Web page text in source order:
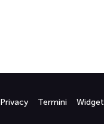
Privacy Termini Widget